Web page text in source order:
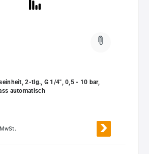
2-tlg., G 1/4", 0,5 - 10 bar,
automatisch